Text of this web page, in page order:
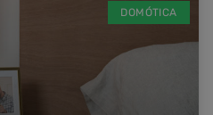
DOMÓTICA